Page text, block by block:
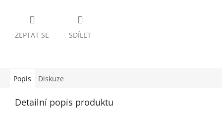
ZEPTAT SE SDÍLET
Popis Diskuze
Detailní popis produktu